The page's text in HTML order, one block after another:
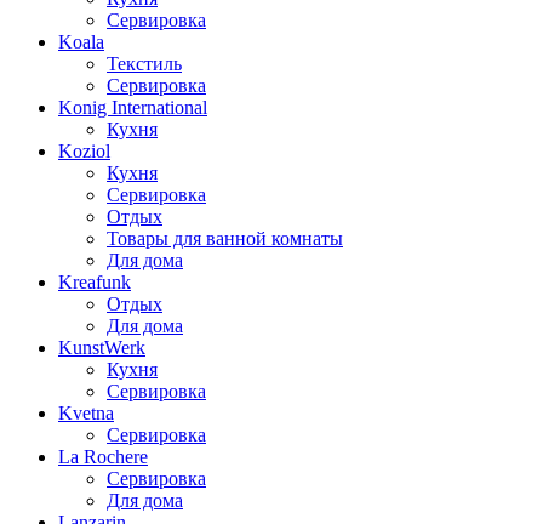
Сервировка
Koala
Текстиль
Сервировка
Konig International
Кухня
Koziol
Кухня
Сервировка
Отдых
Товары для ванной комнаты
Для дома
Kreafunk
Отдых
Для дома
KunstWerk
Кухня
Сервировка
Kvetna
Сервировка
La Rochere
Сервировка
Для дома